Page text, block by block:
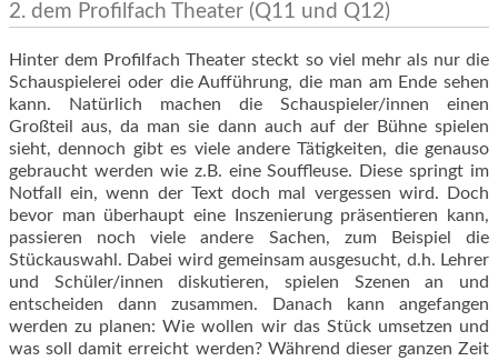
2. dem Profilfach Theater (Q11 und Q12)
Hinter dem Profilfach Theater steckt so viel mehr als nur die
Schauspielerei oder die Aufführung, die man am Ende sehen
kann. Natürlich machen die Schauspieler/innen einen
Großteil aus, da man sie dann auch auf der Bühne spielen
sieht, dennoch gibt es viele andere Tätigkeiten, die genauso
gebraucht werden wie z.B. eine Souffleuse. Diese springt im
Notfall ein, wenn der Text doch mal vergessen wird. Doch
bevor man überhaupt eine Inszenierung präsentieren kann,
passieren noch viele andere Sachen, zum Beispiel die
Stückauswahl. Dabei wird gemeinsam ausgesucht, d.h. Lehrer
und Schüler/innen diskutieren, spielen Szenen an und
entscheiden dann zusammen. Danach kann angefangen
werden zu planen: Wie wollen wir das Stück umsetzen und
was soll damit erreicht werden? Während dieser ganzen Zeit